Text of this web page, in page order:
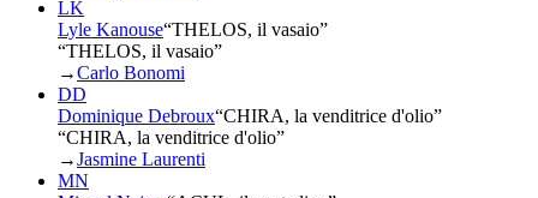
LK
Lyle Kanouse“THELOS, il vasaio”
“THELOS, il vasaio”
→Carlo Bonomi
DD
Dominique Debroux“CHIRA, la venditrice d'olio”
“CHIRA, la venditrice d'olio”
→Jasmine Laurenti
MN